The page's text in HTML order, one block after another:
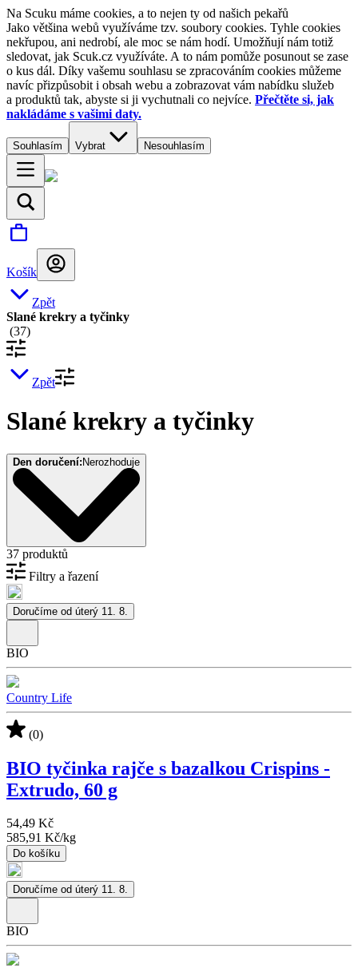
Na Scuku máme cookies, a to nejen ty od našich pekařů
Jako většina webů využíváme tzv. soubory cookies. Tyhle cookies
nekřupou, ani nedrobí, ale moc se nám hodí. Umožňují nám totiž
sledovat, jak Scuk.cz využíváte. A to nám pomůže posunout se zase
o kus dál. Díky vašemu souhlasu se zpracováním cookies můžeme
navíc přizpůsobit i obsah webu a zobrazovat vám nabídku služeb
a produktů tak, abyste si ji vychutnali co nejvíce. Přečtěte si, jak
nakládáme s vašimi daty.
Souhlasím Vybrat Nesouhlasím
Košík
Zpět
Slané krekry a tyčinky
(37)
Zpět
Slané krekry a tyčinky
Den doručení: Nerozhoduje
37 produktů
Filtry a řazení
Doručíme od úterý 11. 8.
BIO
Country Life
(0)
BIO tyčinka rajče s bazalkou Crispins -
Extrudo, 60 g
54,49 Kč
585,91 Kč/kg
Do košíku
Doručíme od úterý 11. 8.
BIO